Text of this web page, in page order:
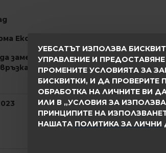
УЕБСАТЪТ ИЗПОЛЗВА
УПРАВЛЕНИЕ И
ПРОМЕНИТЕ УСЛОВИЯТА ЗА
БИСКВИТКИ, И ДА ПРОВЕРИТЕ
ОБРАБОТКА НА ЛИЧНИТЕ ВИ
ИЛИ В „УСЛОВИЯ ЗА
ПРИНЦИПИТЕ НА
НАШАТА ПОЛИТИКА ЗА ЛИЧНИ
Еконт, 24 часа от
замените продукта с друг размер
: BG ☎ 0896 892014